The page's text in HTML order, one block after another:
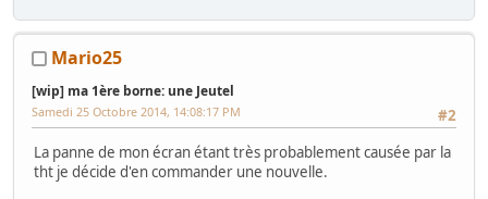
Mario25
[wip] ma 1ère borne: une Jeutel
#2
Samedi 25 Octobre 2014, 14:08:17 PM
La panne de mon écran étant très probablement causée par la
tht je décide d'en commander une nouvelle.